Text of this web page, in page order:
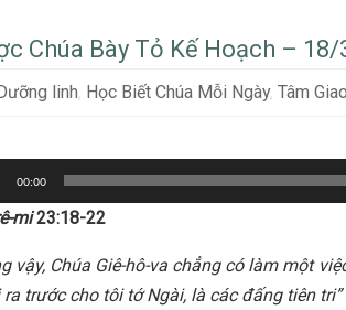
Chúa Bày Tỏ Kế Hoạch – 18/
linh, Học Biết Chúa Mỗi Ngày, Tâm Giao
00:00
mi23:18-22
vậy, Chúa Giê-hô-va chẳng có làm một
ra trước cho tôi tớ Ngài, là các đấng tiên tri”